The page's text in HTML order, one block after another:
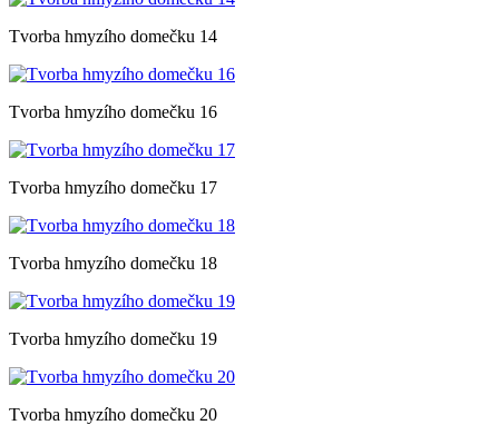
Tvorba hmyzího domečku 14
Tvorba hmyzího domečku 16
Tvorba hmyzího domečku 17
Tvorba hmyzího domečku 18
Tvorba hmyzího domečku 19
Tvorba hmyzího domečku 20